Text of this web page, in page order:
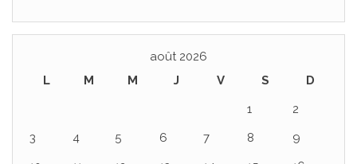
août 2026
L
M M J V S
D
1
2
3
4 5 6 7 8
9